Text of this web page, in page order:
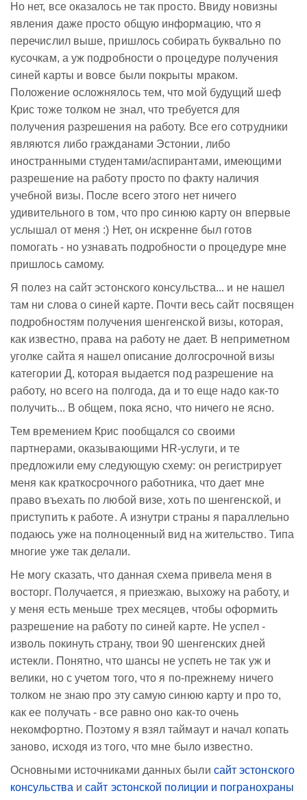
Но нет, все оказалось не так просто. Ввиду новизны
явления даже просто общую информацию, что я
перечислил выше, пришлось собирать буквально по
кусочкам, а уж подробности о процедуре получения
синей карты и вовсе были покрыты мраком.
Положение осложнялось тем, что мой будущий шеф
Крис тоже толком не знал, что требуется для
получения разрешения на работу. Все его сотрудники
являются либо гражданами Эстонии, либо
иностранными студентами/аспирантами, имеющими
разрешение на работу просто по факту наличия
учебной визы. После всего этого нет ничего
удивительного в том, что про синюю карту он впервые
услышал от меня :) Нет, он искренне был готов
помогать - но узнавать подробности о процедуре мне
пришлось самому.
Я полез на сайт эстонского консульства... и не нашел
там ни слова о синей карте. Почти весь сайт посвящен
подробностям получения шенгенской визы, которая,
как известно, права на работу не дает. В неприметном
уголке сайта я нашел описание долгосрочной визы
категории Д, которая выдается под разрешение на
работу, но всего на полгода, да и то еще надо как-то
получить... В общем, пока ясно, что ничего не ясно.
Тем времением Крис пообщался со своими
партнерами, оказывающими HR-услуги, и те
предложили ему следующую схему: он регистрирует
меня как краткосрочного работника, что дает мне
право въехать по любой визе, хоть по шенгенской, и
приступить к работе. А изнутри страны я параллельно
подаюсь уже на полноценный вид на жительство. Типа
многие уже так делали.
Не могу сказать, что данная схема привела меня в
восторг. Получается, я приезжаю, выхожу на работу, и
у меня есть меньше трех месяцев, чтобы оформить
разрешение на работу по синей карте. Не успел -
изволь покинуть страну, твои 90 шенгенских дней
истекли. Понятно, что шансы не успеть не так уж и
велики, но с учетом того, что я по-прежнему ничего
толком не знаю про эту самую синюю карту и про то,
как ее получать - все равно оно как-то очень
некомфортно. Поэтому я взял таймаут и начал копать
заново, исходя из того, что мне было известно.
Основными источниками данных были сайт эстонского
консульства исайт эстонской полиции и погранохраны